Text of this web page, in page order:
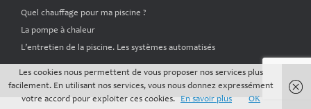
Quel chauffage pour ma piscine ?
La pompe à chaleur
L’entretien de la piscine. Les systèmes automatisés
Les cookies nous permettent de vous proposer nos services plus
facilement. En utilisant nos services, vous nous donnez expressément
votre accord pour exploiter ces cookies.
En savoir plus OK